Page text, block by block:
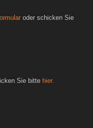
oder schicken Sie
Sie bitte hier.